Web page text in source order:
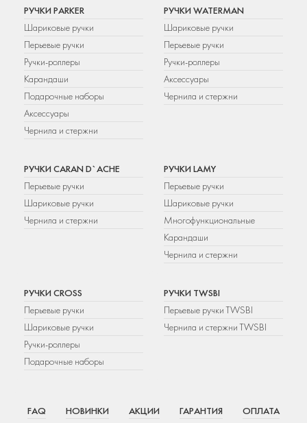
РУЧКИ PARKER
Шариковые ручки
Перьевые ручки
Ручки-роллеры
Карандаши
Подарочные наборы
Аксессуары
Чернила и стержни
РУЧКИ WATERMAN
Шариковые ручки
Перьевые ручки
Ручки-роллеры
Аксессуары
Чернила и стержни
РУЧКИ CARAN D`ACHE
Перьевые ручки
Шариковые ручки
Чернила и стержни
РУЧКИ LAMY
Перьевые ручки
Шариковые ручки
Многофункциональные
Карандаши
Чернила и стержни
РУЧКИ CROSS
Перьевые ручки
Шариковые ручки
Ручки-роллеры
Подарочные наборы
РУЧКИ TWSBI
Перьевые ручки TWSBI
Чернила и стержни TWSBI
FAQ НОВИНКИ АКЦИИ ГАРАНТИЯ ОПЛАТА